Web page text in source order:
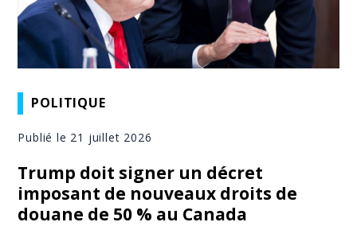
POLITIQUE
Publié le 21 juillet 2026
Trump doit signer un décret
imposant de nouveaux droits de
douane de 50 % au Canada